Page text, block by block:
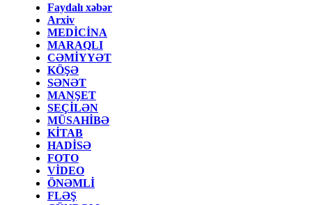
Faydalı xəbər
Arxiv
MEDİCİNA
MARAQLI
CƏMİYYƏT
KÖŞƏ
SƏNƏT
MANŞET
SEÇİLƏN
MÜSAHİBƏ
KİTAB
HADİSƏ
FOTO
VİDEO
ÖNƏMLİ
FLƏŞ